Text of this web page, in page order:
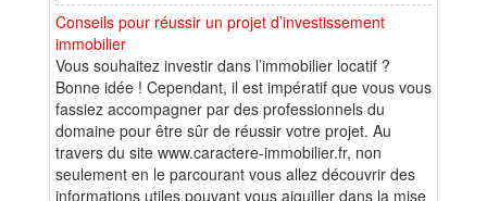
Conseils pour réussir un projet d’investissement
immobilier
Vous souhaitez investir dans l’immobilier locatif ?
Bonne idée ! Cependant, il est impératif que vous vous
fassiez accompagner par des professionnels du
domaine pour être sûr de réussir votre projet. Au
travers du site www.caractere-immobilier.fr, non
seulement en le parcourant vous allez découvrir des
informations utiles pouvant vous aiguiller dans la mise